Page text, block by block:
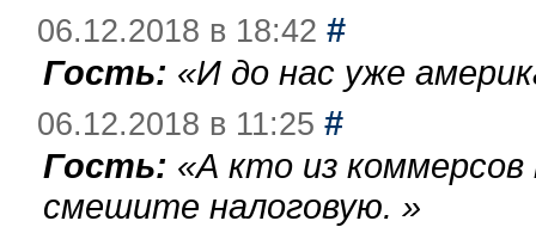
06.12.2018 в 18:42 #
Гость: «И до нас уже
06.12.2018 в 11:25 #
Гость: «А кто из
смешите налоговую. »